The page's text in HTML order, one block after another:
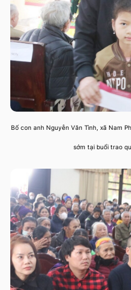
Bố con anh Nguyễn Văn Tình, xã Nam
sớm tại buổi trao